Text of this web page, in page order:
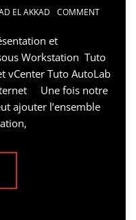
EL AKKAD COMMENT
et
Workstation Tuto
vCenter Tuto AutoLab
Une fois notre
ajouter l’ensemble